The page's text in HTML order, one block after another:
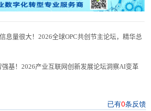
息量很大！2026全球OPC共创节主论坛，精华总
强基！2026产业互联网创新发展论坛洞察AI变革